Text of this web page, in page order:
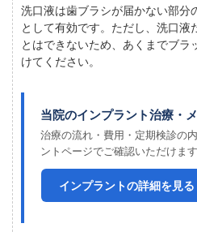
洗口液は歯ブラシが届かない部分
として有効です。ただし、洗口液
とはできないため、あくまでブ
けてください。
当院のインプラント治療・
治療の流れ・費用・定期検診の
ントページでご確認いただけます
インプラントの詳細を見る